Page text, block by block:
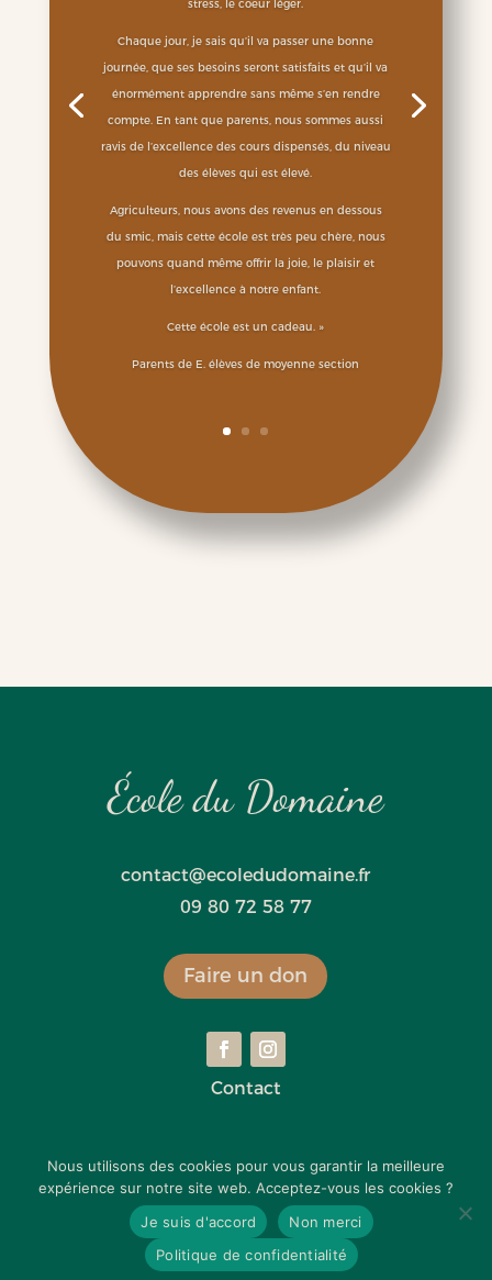
stress, le coeur léger.
Chaque jour, je sais qu’il va passer une bonne
journée, que ses besoins seront satisfaits et qu’il va
énormément apprendre sans même s’en rendre
compte. En tant que parents, nous sommes aussi
ravis de l’excellence des cours dispensés, du niveau
des élèves qui est élevé.
Agriculteurs, nous avons des revenus en dessous
du smic, mais cette école est très peu chère, nous
pouvons quand même offrir la joie, le plaisir et
l’excellence à notre enfant.
Cette école est un cadeau. »
Parents de E. élèves de moyenne section
Contact
Politique de confidentialité
École du Domaine
contact@ecoledudomaine.fr
09 80 72 58 77
Faire un don
Nous utilisons des cookies pour vous garantir la meilleure
expérience sur notre site web. Acceptez-vous les cookies ?
Je suis d'accord
Non merci
Politique de confidentialité